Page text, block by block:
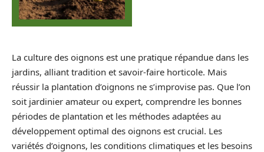
La culture des oignons est une pratique répandue dans les
jardins, alliant tradition et savoir-faire horticole. Mais
réussir la plantation d’oignons ne s’improvise pas. Que l’on
soit jardinier amateur ou expert, comprendre les bonnes
périodes de plantation et les méthodes adaptées au
développement optimal des oignons est crucial. Les
variétés d’oignons, les conditions climatiques et les besoins